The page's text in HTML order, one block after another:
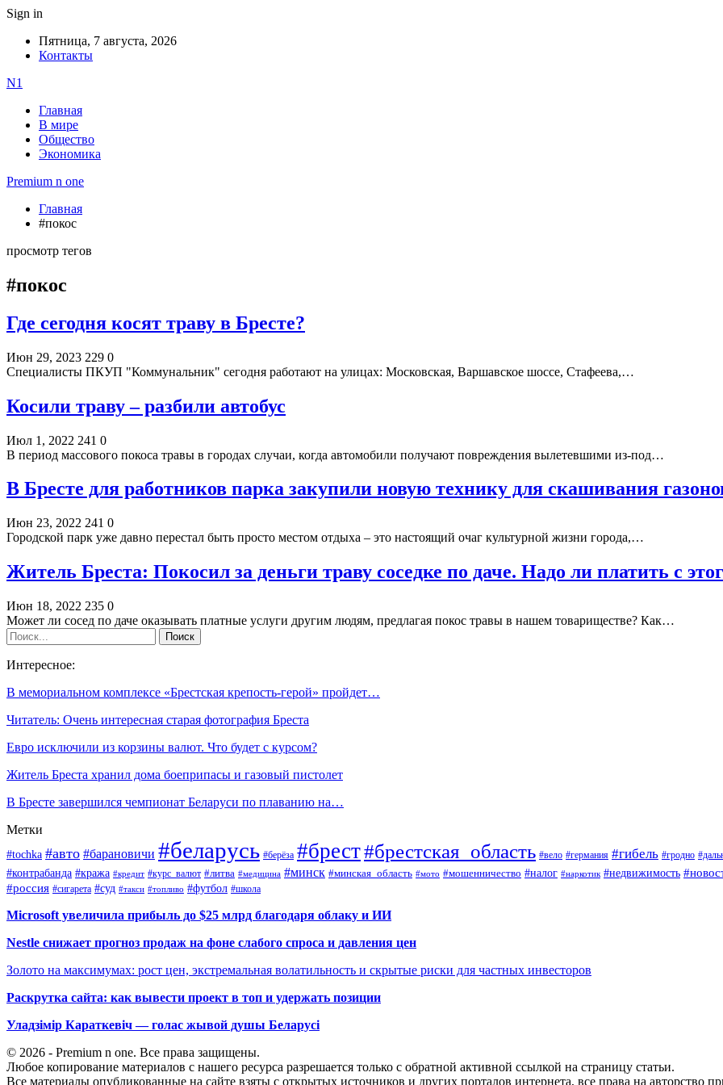
Sign in
Пятница, 7 августа, 2026
Контакты
N1
Главная
В мире
Общество
Экономика
Premium n one
Главная
#покос
просмотр тегов
#покос
Где сегодня косят траву в Бресте?
Июн 29, 2023 229 0
Специалисты ПКУП "Коммунальник" сегодня работают на улицах: Московская, Варшавское шоссе, Стафеева,…
Косили траву – разбили автобус
Июл 1, 2022 241 0
В период массового покоса травы в городах случаи, когда автомобили получают повреждения вылетевшими из-под…
В Бресте для работников парка закупили новую технику для скашивания
Июн 23, 2022 241 0
Городской парк уже давно перестал быть просто местом отдыха – это настоящий очаг культурной жизни города,…
Житель Бреста: Покосил за деньги траву соседке по даче. Надо ли платить с
Июн 18, 2022 235 0
Может ли сосед по даче оказывать платные услуги другим людям, предлагая покос травы в нашем товариществе? Как…
Интересное:
В мемориальном комплексе «Брестская крепость-герой» пройдет…
Читатель: Очень интересная старая фотография Бреста
Евро исключили из корзины валют. Что будет с курсом?
Житель Бреста хранил дома боеприпасы и газовый пистолет
В Бресте завершился чемпионат Беларуси по плаванию на…
Метки
#tochka #авто #барановичи #беларусь #берёза #брест#брестская_область #вело #германия #гибель #гродно
#контрабанда #кража #кредит #курс_валют #литва #медицина #минск #минская_область #мото #мошенничество #налог #наркотик #недвижимость
#россия #сигарета #суд #такси #топливо #футбол #школа
Microsoft увеличила прибыль до $25 млрд благодаря облаку и ИИ
Nestle снижает прогноз продаж на фоне слабого спроса и давления цен
Золото на максимумах: рост цен, экстремальная волатильность и скрытые риски для частных инвесторов
Раскрутка сайта: как вывести проект в топ и удержать позиции
Уладзімір Караткевіч — голас жывой душы Беларусі
© 2026 - Premium n one. Все права защищены.
Любое копирование материалов с нашего ресурса разрешается только с обратной активной ссылкой на страницу статьи.
Все материалы опубликованные на сайте взяты с открытых источников и других порталов интернета, все права на авторство